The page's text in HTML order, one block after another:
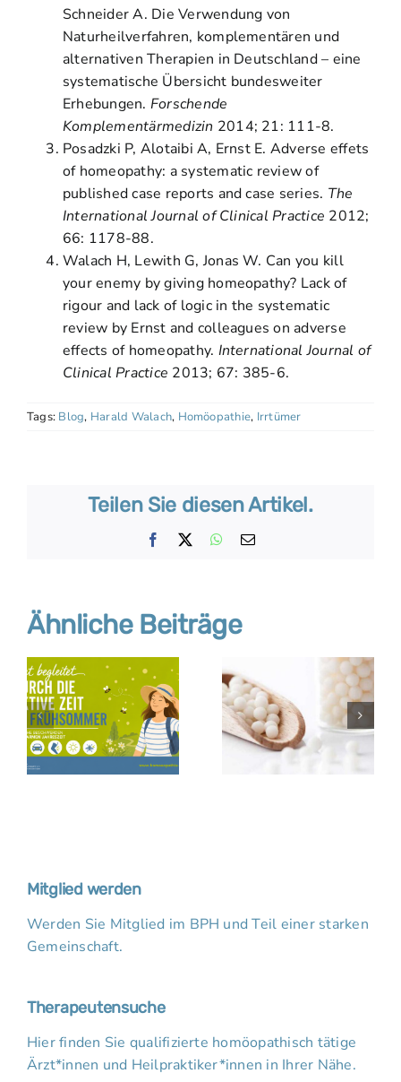
Schneider A. Die Verwendung von
Naturheilverfahren, komplementären und
alternativen Therapien in Deutschland – eine
systematische Übersicht bundesweiter
Erhebungen. Forschende
Komplementärmedizin 2014; 21: 111-8.
Posadzki P, Alotaibi A, Ernst E. Adverse effets
of homeopathy: a systematic review of
published case reports and case series. The
International Journal of Clinical Practice 2012;
66: 1178-88.
Walach H, Lewith G, Jonas W. Can you kill
your enemy by giving homeopathy? Lack of
rigour and lack of logic in the systematic
review by Ernst and colleagues on adverse
effects of homeopathy. International Journal of
Clinical Practice 2013; 67: 385-6.
Tags: Blog, Harald Walach, Homöopathie, Irrtümer
Teilen Sie diesen Artikel.
Facebook WhatsApp
E-
Ähnliche Beiträge
Mitglied werden
Werden Sie Mitglied im BPH und Teil einer starken
Gemeinschaft.
Therapeutensuche
Hier finden Sie qualifizierte homöopathisch tätige
Ärzt*innen und Heilpraktiker*innen in Ihrer Nähe.